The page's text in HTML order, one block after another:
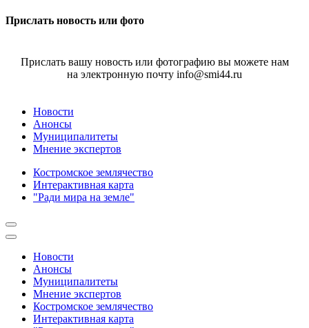
Прислать новость или фото
Прислать вашу новость или фотографию вы можете нам
на электронную почту info@smi44.ru
Новости
Анонсы
Муниципалитеты
Мнение экспертов
Костромское землячество
Интерактивная карта
"Ради мира на земле"
Новости
Анонсы
Муниципалитеты
Мнение экспертов
Костромское землячество
Интерактивная карта